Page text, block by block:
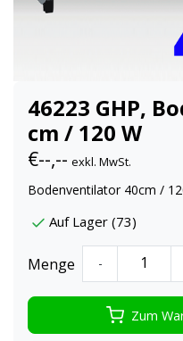
46223 GHP,
cm / 120 W
€--,-- exkl. MwSt.
Bodenventilator 40cm /
Auf Lager (73)
Menge -
Zum